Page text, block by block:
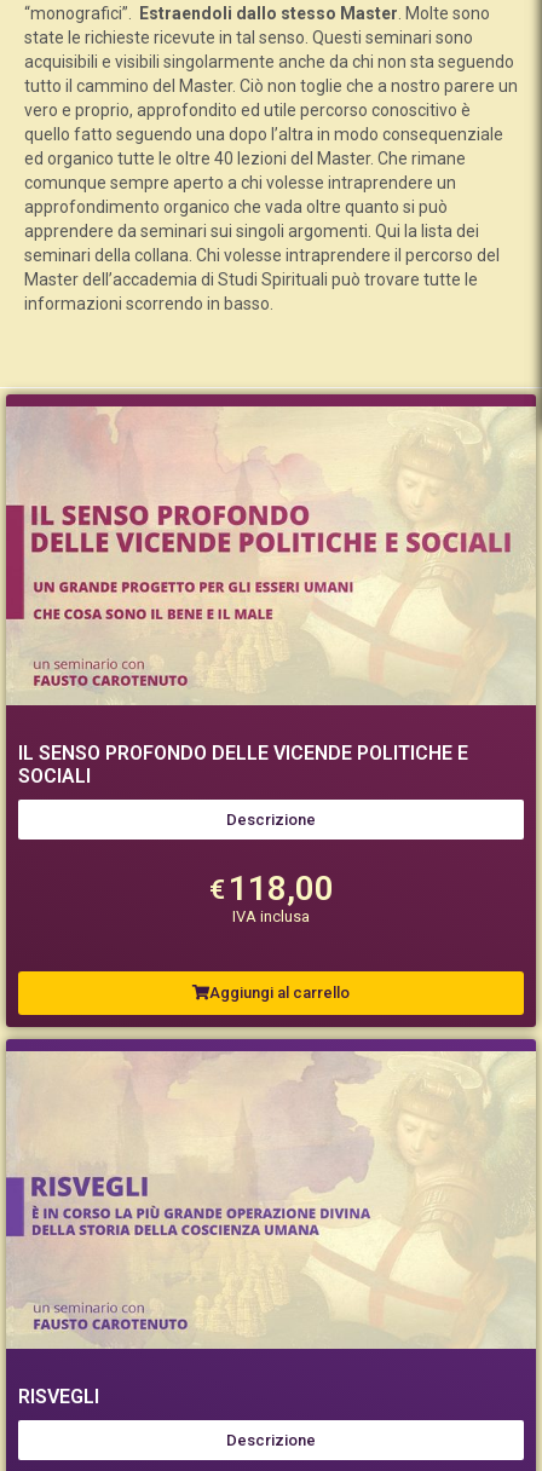
“monografici”.
Estraendoli dallo stesso Master . Molte sono
state le richieste ricevute in tal senso. Questi seminari sono
acquisibili e visibili singolarmente anche da chi non sta seguendo
tutto il cammino del Master. Ciò non toglie che a nostro parere un
vero e proprio, approfondito ed utile percorso conoscitivo è
quello fatto seguendo una dopo l’altra in modo consequenziale
ed organico tutte le oltre 40 lezioni del Master. Che rimane
comunque sempre aperto a chi volesse intraprendere un
approfondimento organico che vada oltre quanto si può
apprendere da seminari sui singoli argomenti. Qui la lista dei
seminari della collana. Chi volesse intraprendere il percorso del
Master dell’accademia di Studi Spirituali può trovare tutte le
informazioni scorrendo in basso.
IL SENSO PROFONDO DELLE VICENDE POLITICHE E
SOCIALI
Descrizione
€ 118,00
IVA inclusa
Aggiungi al carrello
RISVEGLI
Descrizione